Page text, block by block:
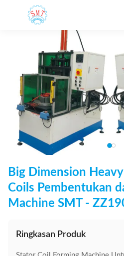
Big Dimension
Coils Pembentukan
Machine SMT -
Ringkasan Produk